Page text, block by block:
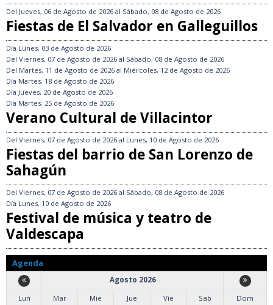
Del Jueves, 06 de Agosto de 2026 al Sábado, 08 de Agosto de 2026
Fiestas de El Salvador en Galleguillos
Día Lunes, 03 de Agosto de 2026
Del Viernes, 07 de Agosto de 2026 al Sábado, 08 de Agosto de 2026
Del Martes, 11 de Agosto de 2026 al Miércoles, 12 de Agosto de 2026
Día Martes, 18 de Agosto de 2026
Día Jueves, 20 de Agosto de 2026
Día Martes, 25 de Agosto de 2026
Verano Cultural de Villacintor
Del Viernes, 07 de Agosto de 2026 al Lunes, 10 de Agosto de 2026
Fiestas del barrio de San Lorenzo de
Sahagún
Del Viernes, 07 de Agosto de 2026 al Sábado, 08 de Agosto de 2026
Día Lunes, 10 de Agosto de 2026
Festival de música y teatro de
Valdescapa
Agenda
Agosto 2026
Lun
Mar Mie Jue Vie Sab
Dom